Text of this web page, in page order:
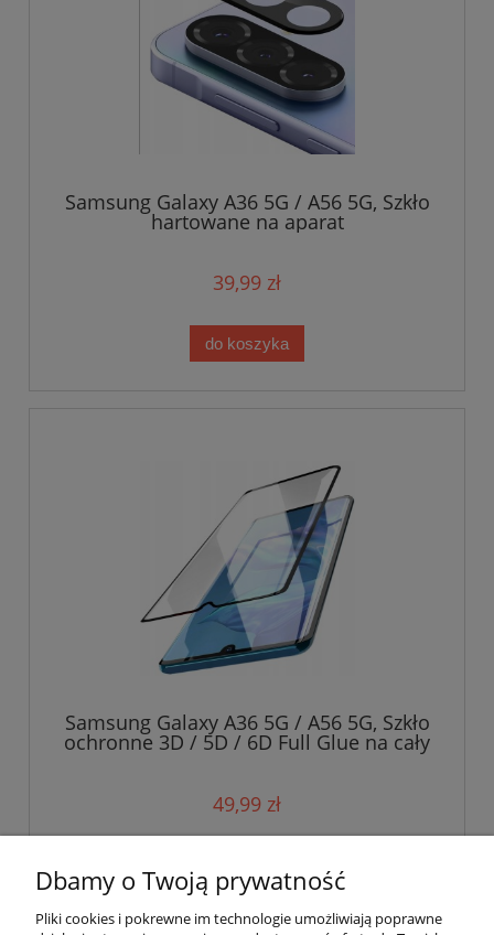
Samsung Galaxy A36 5G / A56 5G, Szkło
hartowane na aparat
39,99 zł
do koszyka
Samsung Galaxy A36 5G / A56 5G, Szkło
ochronne 3D / 5D / 6D Full Glue na cały
49,99 zł
Dbamy o Twoją prywatność
Pliki cookies i pokrewne im technologie umożliwiają poprawne